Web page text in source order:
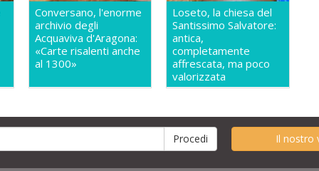
Conversano, l'enorme
archivio degli
Acquaviva d'Aragona:
«Carte risalenti anche
al 1300»
Loseto, la chiesa del
Santissimo Salvatore:
antica,
completamente
affrescata, ma poco
valorizzata
Il nostro